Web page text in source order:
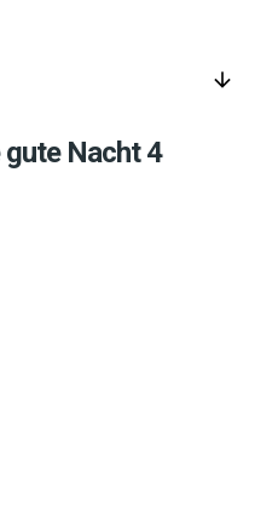
arrow_downward
gute Nacht 4